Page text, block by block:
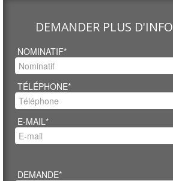
DEMANDER PLUS
NOMINATIF*
TÉLÉPHONE*
E-MAIL*
DEMANDE*